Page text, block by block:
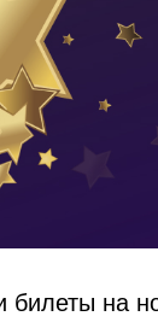
билеты на